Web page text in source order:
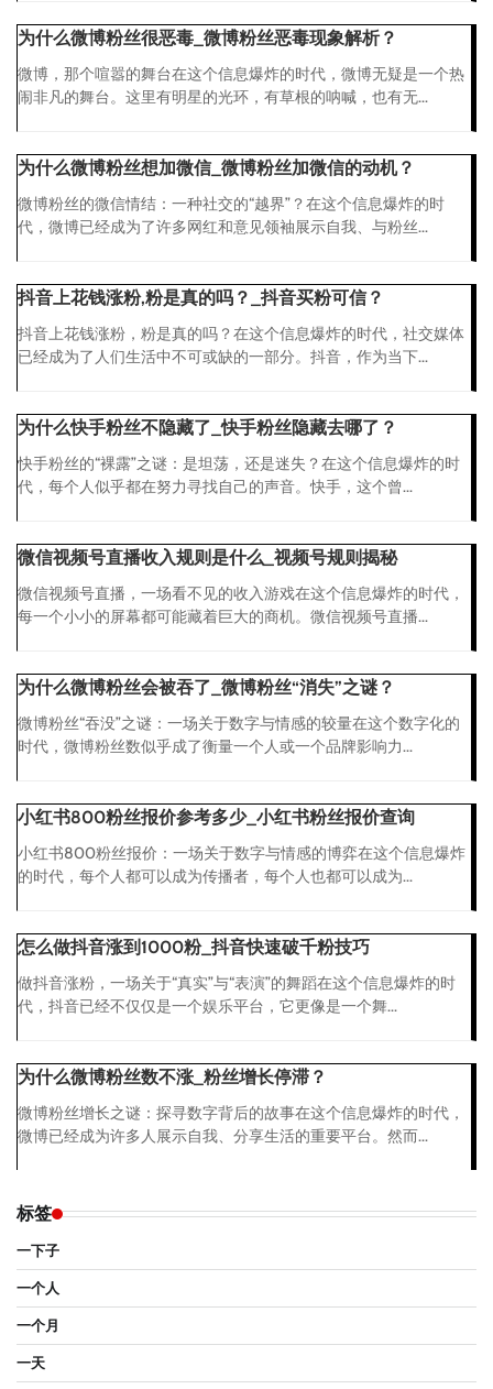
为什么微博粉丝很恶毒_微博粉丝恶毒现象解析？
微博，那个喧嚣的舞台在这个信息爆炸的时代，微博无疑是一个热
闹非凡的舞台。这里有明星的光环，有草根的呐喊，也有无...
为什么微博粉丝想加微信_微博粉丝加微信的动机？
微博粉丝的微信情结：一种社交的“越界”？在这个信息爆炸的时
代，微博已经成为了许多网红和意见领袖展示自我、与粉丝...
抖音上花钱涨粉,粉是真的吗？_抖音买粉可信？
抖音上花钱涨粉，粉是真的吗？在这个信息爆炸的时代，社交媒体
已经成为了人们生活中不可或缺的一部分。抖音，作为当下...
为什么快手粉丝不隐藏了_快手粉丝隐藏去哪了？
快手粉丝的“裸露”之谜：是坦荡，还是迷失？在这个信息爆炸的时
代，每个人似乎都在努力寻找自己的声音。快手，这个曾...
微信视频号直播收入规则是什么_视频号规则揭秘
微信视频号直播，一场看不见的收入游戏在这个信息爆炸的时代，
每一个小小的屏幕都可能藏着巨大的商机。微信视频号直播...
为什么微博粉丝会被吞了_微博粉丝“消失”之谜？
微博粉丝“吞没”之谜：一场关于数字与情感的较量在这个数字化的
时代，微博粉丝数似乎成了衡量一个人或一个品牌影响力...
小红书800粉丝报价参考多少_小红书粉丝报价查询
小红书800粉丝报价：一场关于数字与情感的博弈在这个信息爆炸
的时代，每个人都可以成为传播者，每个人也都可以成为...
怎么做抖音涨到1000粉_抖音快速破千粉技巧
做抖音涨粉，一场关于“真实”与“表演”的舞蹈在这个信息爆炸的时
代，抖音已经不仅仅是一个娱乐平台，它更像是一个舞...
为什么微博粉丝数不涨_粉丝增长停滞？
微博粉丝增长之谜：探寻数字背后的故事在这个信息爆炸的时代，
微博已经成为许多人展示自我、分享生活的重要平台。然而...
标签
一下子
一个人
一个月
一天